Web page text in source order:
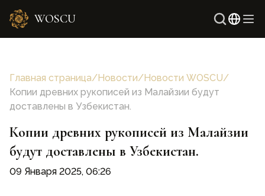
WOSCU
Главная страница/Новости/Новости WOSCU/
Копии древних рукописей из Малайзии будут
доставлены в Узбекистан.
Копии древних рукописей из Малайзии
будут доставлены в Узбекистан.
09 Января 2025, 06:26